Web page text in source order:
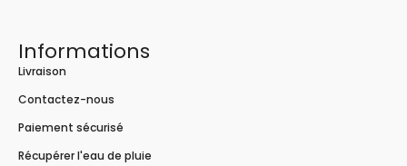
Informations
Livraison
Contactez-nous
Paiement sécurisé
Récupérer l'eau de pluie